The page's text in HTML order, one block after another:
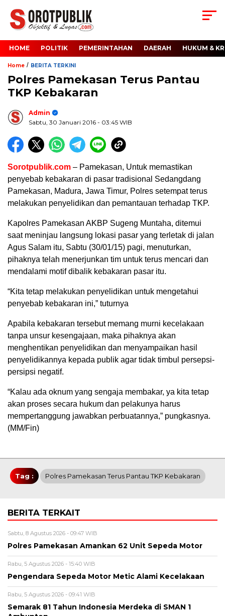
HOME POLITIK PEMERINTAHAN DAERAH HUKUM &
Home / BERITA TERKINI
Polres Pamekasan Terus Pantau
TKP Kebakaran
Admin
Sabtu, 30 Januari 2016 - 03:45 WIB
Sorotpublik.com – Pamekasan, Untuk memastikan
penyebab kebakaran di pasar tradisional Sedangdang
Pamekasan, Madura, Jawa Timur, Polres setempat terus
melakukan penyelidikan dan pemantauan terhadap TKP.
Kapolres Pamekasan AKBP Sugeng Muntaha, ditemui
saat meninjau langsung lokasi pasar yang terletak di jalan
Agus Salam itu, Sabtu (30/01/15) pagi, menuturkan,
pihaknya telah menerjunkan tim untuk terus mencari dan
mendalami motif dibalik kebakaran pasar itu.
“Kita tetap melakukan penyelidikan untuk mengetahui
penyebab kebakaran ini,” tuturnya
Apabila kebakaran tersebut memang murni kecelakaan
tanpa unsur kesengajaan, maka pihaknya akan
menghentikan penyelidikan dan menyampaikan hasil
penyelidikannya kepada publik agar tidak timbul persepsi-
persipsi negatif.
“Kalau ada oknum yang sengaja membakar, ya kita tetap
akan proses secara hukum dan pelakunya harus
mempertanggung jawabkan perbuatannya,” pungkasnya.
(MM/Fin)
Tag : Polres Pamekasan Terus Pantau TKP Kebakaran
BERITA TERKAIT
Sabtu, 8 Agustus 2026 - 09:47 WIB
Polres Pamekasan Amankan 62 Unit Sepeda Motor
Rabu, 5 Agustus 2026 - 15:40 WIB
Pengendara Sepeda Motor Metic Alami Kecelakaan
Rabu, 5 Agustus 2026 - 09:41 WIB
Semarak 81 Tahun Indonesia Merdeka di SMAN 1